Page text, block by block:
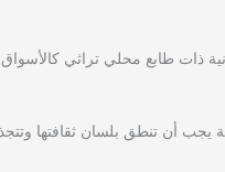
ذات طابع محلي تراثي كالأسواق
يجب أن تنطق بلسان ثقافتها